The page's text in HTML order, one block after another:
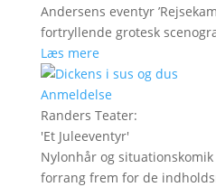
Andersens eventyr
fortryllende grotesk
Læs mere
Anmeldelse
Randers Teater:
'Et Juleeventyr'
Nylonhår og
forrang frem for de